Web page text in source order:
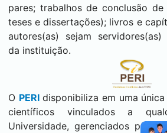
pares; trabalhos de conclusão de
teses e dissertações); livros e
autores(as) sejam servidores(as)
da instituição.
O PERIdisponibiliza em uma
científicos vinculados a
Universidade, gerenciados por